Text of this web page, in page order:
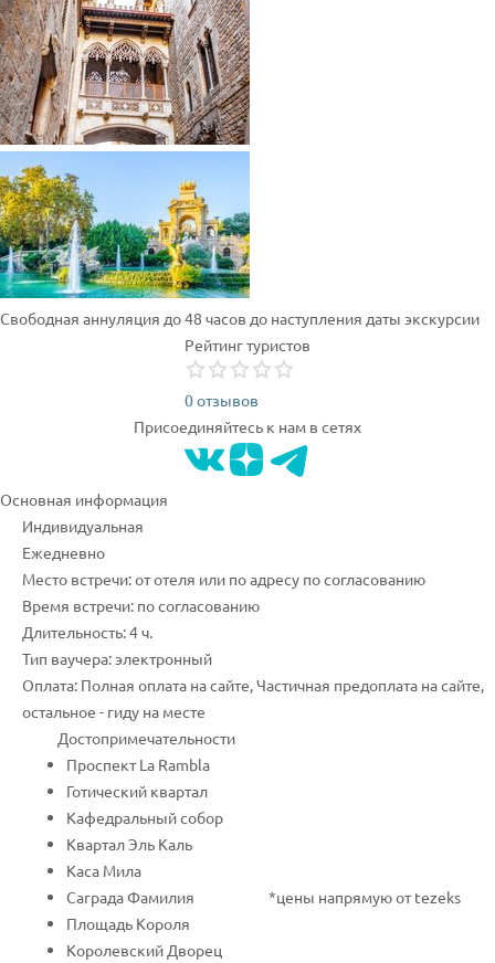
Свободная аннуляция до 48 часов до наступления даты экскурсии
Рейтинг туристов
0 отзывов
Присоединяйтесь к нам в сетях
Основная информация
Индивидуальная
Ежедневно
Место встречи: от отеля или по адресу по согласованию
Время встречи: по согласованию
Длительность: 4 ч.
Тип ваучера: электронный
Оплата: Полная оплата на сайте, Частичная предоплата на сайте,
остальное - гиду на месте
Достопримечательности
Проспект La Rambla
Готический квартал
Кафедральный собор
Квартал Эль Каль
Каса Мила
Саграда Фамилия
Площадь Короля
Королевский Дворец
*цены напрямую от tezeks